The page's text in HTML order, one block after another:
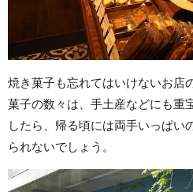
焼き菓子も忘れてはいけないお店
菓子の数々は、手土産などにも重
したら、帰る頃には両手いっぱい
られないでしょう。